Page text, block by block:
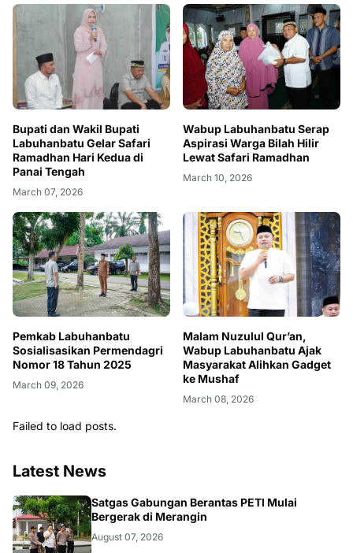
Bupati dan Wakil Bupati
Labuhanbatu Gelar Safari
Ramadhan Hari Kedua di
Panai Tengah
March 07, 2026
Wabup Labuhanbatu Serap
Aspirasi Warga Bilah Hilir
Lewat Safari Ramadhan
March 10, 2026
Pemkab Labuhanbatu
Sosialisasikan Permendagri
Nomor 18 Tahun 2025
March 09, 2026
Malam Nuzulul Qur’an,
Wabup Labuhanbatu Ajak
Masyarakat Alihkan Gadget
ke Mushaf
March 08, 2026
Failed to load posts.
Latest News
BANGKO
Satgas Gabungan Berantas PETI Mulai
Bergerak di Merangin
August 07, 2026